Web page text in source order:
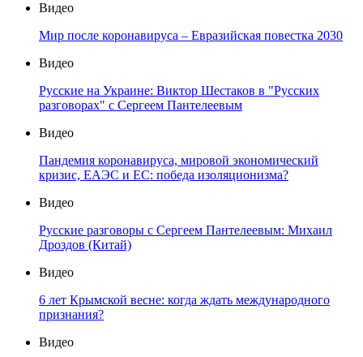
Видео
Мир после коронавируса – Евразийская повестка 2030
Видео
Русские на Украине: Виктор Шестаков в "Русских
разговорах" с Сергеем Пантелеевым
Видео
Пандемия коронавируса, мировой экономический
кризис, ЕАЭС и ЕС: победа изоляционизма?
Видео
Русские разговоры с Сергеем Пантелеевым: Михаил
Дроздов (Китай)
Видео
6 лет Крымской весне: когда ждать международного
признания?
Видео